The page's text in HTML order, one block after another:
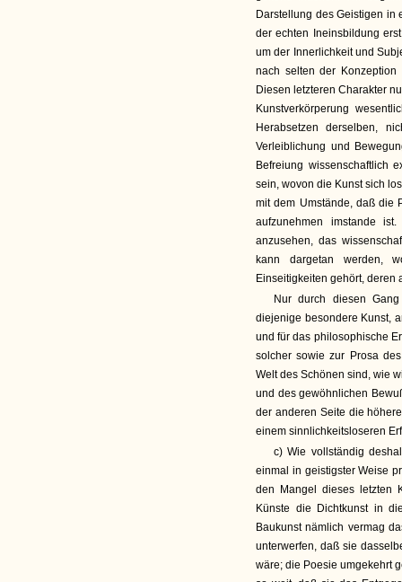
Darstellung des Geistigen in
der echten Ineinsbildung
um der Innerlichkeit und
nach selten der
Diesen letzteren Charakter
Kunstverkörperung
Herabsetzen derselben,
Verleiblichung und
Befreiung wissenschaftlich
sein, wovon die Kunst sich
mit dem Umstände, daß die
aufzunehmen imstande
anzusehen, das
kann dargetan werden,
Einseitigkeiten gehört, deren
Nur durch diesen
diejenige besondere Kunst,
und für das philosophische
solcher sowie zur Prosa
Welt des Schönen sind, wie
und des gewöhnlichen
der anderen Seite die
einem sinnlichkeitsloseren
c) Wie vollständig
einmal in geistigster Weise
den Mangel dieses letzten
Künste die Dichtkunst in
Baukunst nämlich vermag
unterwerfen, daß sie
wäre; die Poesie umgekehrt